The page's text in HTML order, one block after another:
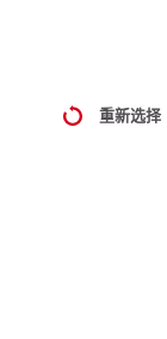
重新选择